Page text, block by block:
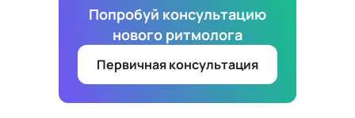
Попробуй консультацию
нового ритмолога
Первичная консультация